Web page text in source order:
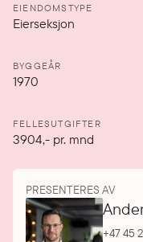
EIENDOMSTYPE
Eierseksjon
BYGGEÅR
1970
FELLESUTGIFTER
3904,- pr. mnd
PRESENTERES AV
+47 45